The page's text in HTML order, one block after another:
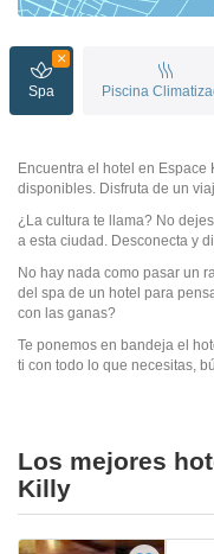
Spa Piscina
Encuentra el hotel en Espace
disponibles. Disfruta de un
¿La cultura te llama? No
a esta ciudad. Desconecta y
No hay nada como pasar un
del spa de un hotel para
con las ganas?
Te ponemos en bandeja el
ti con todo lo que necesitas,
Los mejores
Killy